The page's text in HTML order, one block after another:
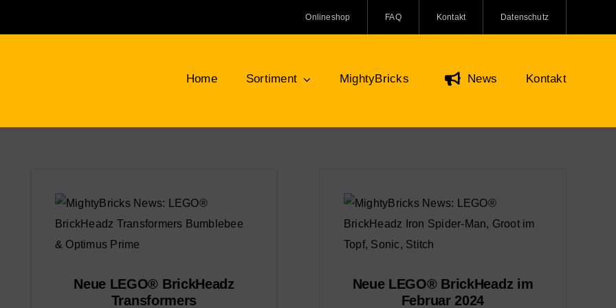
Onlineshop FAQ Kontakt Datenschutz
Home Sortiment
Berge, Felsen und Büsche Tiere und Kreaturen
MightyBricks News Kontakt
Neue LEGO® BrickHeadz
Transformers
Neue LEGO® BrickHeadz im
Februar 2024